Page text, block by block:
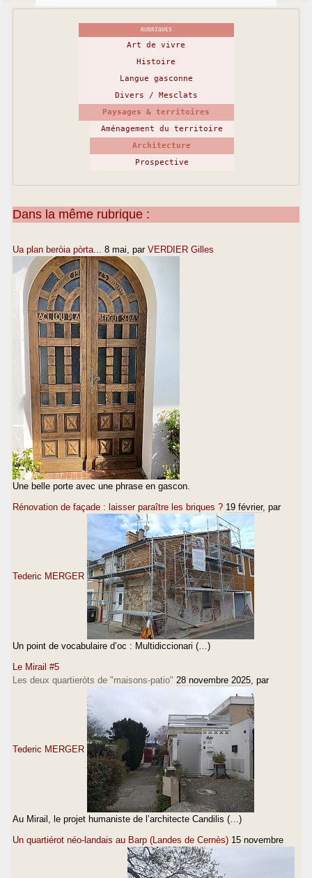
RUBRIQUES
Art de vivre
Histoire
Langue gasconne
Divers / Mesclats
Paysages & territoires
Aménagement du territoire
Architecture
Prospective
Dans la même rubrique :
Ua plan beròia pòrta... 8 mai , par VERDIER Gilles
Une belle porte avec une phrase en gascon.
Rénovation de façade : laisser paraître les briques ? 19 février, par
Tederic MERGER
Un point de vocabulaire d’oc : Multidiccionari (…)
Le Mirail #5
Les deux quartieròts de "maisons-patio" 28 novembre 2025 , par
Tederic MERGER
Au Mirail, le projet humaniste de l’architecte Candilis (…)
Un quartiérot néo-landais au Barp (Landes de Cernès) 15 novembre